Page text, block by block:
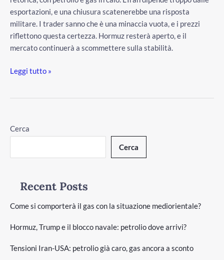
esportazioni, e una chiusura scatenerebbe una risposta
militare. I trader sanno che è una minaccia vuota, e i prezzi
riflettono questa certezza. Hormuz resterà aperto, e il
mercato continuerà a scommettere sulla stabilità.
Leggi tutto »
Cerca
Cerca
Recent Posts
Come si comporterà il gas con la situazione mediorientale?
Hormuz, Trump e il blocco navale: petrolio dove arrivi?
Tensioni Iran-USA: petrolio già caro, gas ancora a sconto